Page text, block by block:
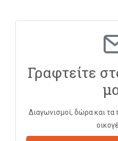
Γραφτείτε
Διαγωνισμοί, δώρα και τα